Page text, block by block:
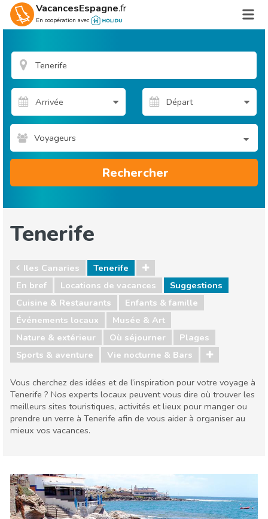
VacancesEspagne.fr
En coopération avec
Voyageurs
Rechercher
Tenerife
Iles Canaries
Tenerife
En bref
Locations de vacances
Suggestions
Cuisine & Restaurants
Enfants & famille
Événements locaux
Musée & Art
Nature & extérieur
Où séjourner
Plages
Sports & aventure
Vie nocturne & Bars
Vous cherchez des idées et de l’inspiration pour votre voyage à
Tenerife ? Nos experts locaux peuvent vous dire où trouver les
meilleurs sites touristiques, activités et lieux pour manger ou
prendre un verre à Tenerife afin de vous aider à organiser au
mieux vos vacances.
Cuisine & Restaurants
Enfants & famille
Événements locaux
Musée & Art